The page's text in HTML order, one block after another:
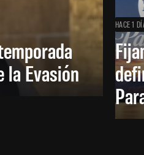
la Evasión
HACE 1